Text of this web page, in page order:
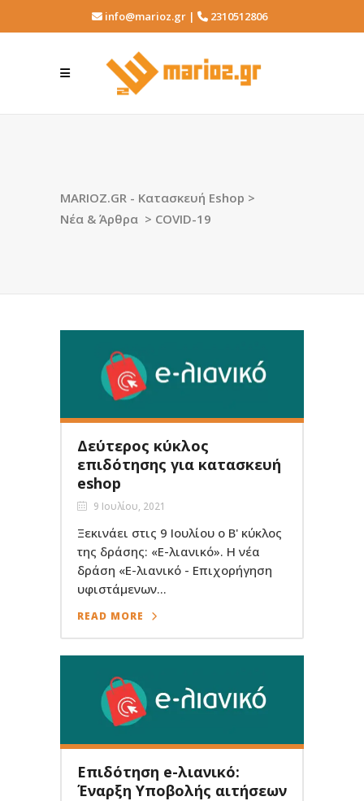
info@marioz.gr | 2310512806
MARIOZ.GR - Κατασκευή Eshop >
Νέα & Άρθρα > COVID-19
Δεύτερος κύκλος
επιδότησης για κατασκευή
eshop
9 Ιουλίου, 2021
Ξεκινάει στις 9 Ιουλίου ο Β' κύκλος
της δράσης: «E-λιανικό». Η νέα
δράση «E-λιανικό - Επιχορήγηση
υφιστάμενων...
READ MORE
Επιδότηση e-λιανικό:
Έναρξη Υποβολής αιτήσεων